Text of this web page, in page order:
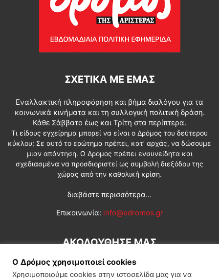
ΣΧΕΤΙΚΆ ΜΕ ΕΜΆΣ
Εναλλακτική πληροφόρηση και βήμα διαλόγου για τα
κοινωνικά κινήματα και τη συλλογική πολιτική δράση.
Κάθε Σάββατο έως και Τρίτη στα περίπτερα.
Τι είδους εγχείρημα μπορεί να είναι ο Δρόμος του δεύτερου
κύκλου; Σε αυτό το ερώτημα πρέπει, κατ’ αρχάς, να δώσουμε
μιαν απάντηση. Ο Δρόμος πρέπει ενσυνείδητα και
σχεδιασμένα να προσδιοριστεί ως συμβολή διεξόδου της
χώρας από την καθολική κρίση.
διαβάστε περισσότερα...
Επικοινωνία: info@edromos.gr
ΑΚΟΛΟΥΘΗΣΕ ΜΑΣ
Ο Δρόμος χρησιμοποιεί cookies
Χρησιμοποιούμε cookies στην ιστοσελίδα μας για να